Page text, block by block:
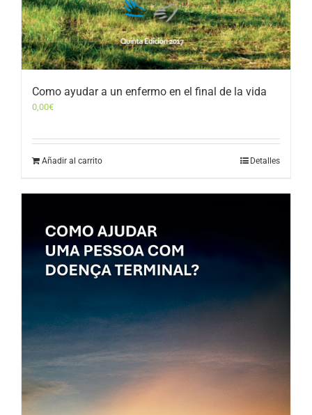
Como ayudar a un enfermo en el final de la vida
0,00€
Añadir al carrito Detalles